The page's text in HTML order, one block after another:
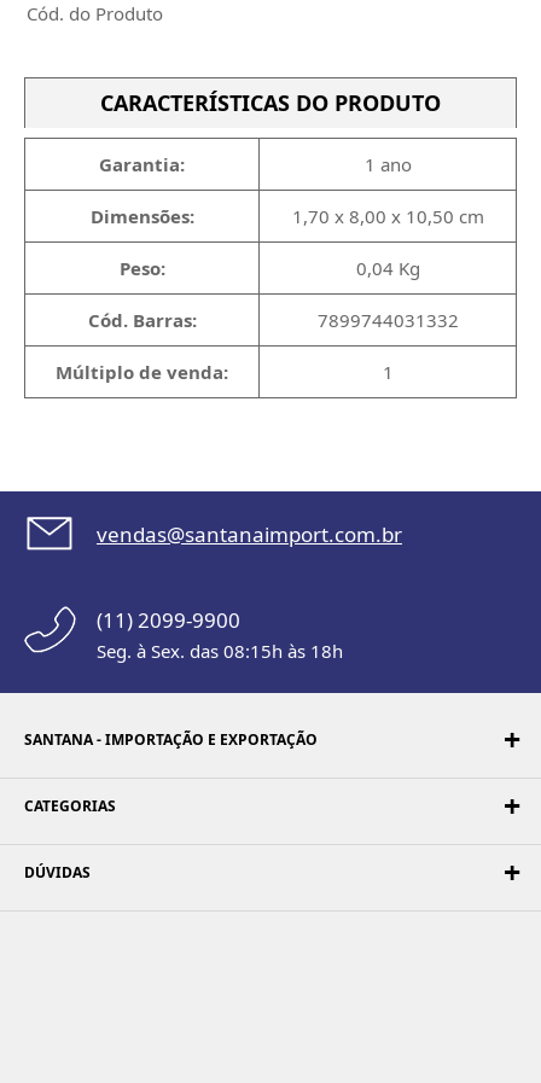
Cód. do Produto
CARACTERÍSTICAS DO PRODUTO
Garantia: 1 ano
Dimensões: 1,70 x 8,00 x 10,50 cm
Peso: 0,04 Kg
Cód. Barras: 7899744031332
Múltiplo de venda: 1
vendas@santanaimport.com.br
(11) 2099-9900
Seg. à Sex. das 08:15h às 18h
SANTANA - IMPORTAÇÃO E EXPORTAÇÃO
CATEGORIAS
DÚVIDAS